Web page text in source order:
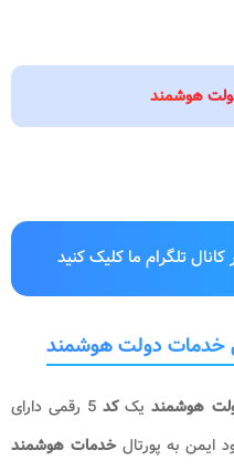
هوشمند
تلگرام ما کلیک کنید
خدمات دولت هوشمند
هوشمندیککد
5 رقمی دارای
ایمن به پورتالخدمات هوشمند